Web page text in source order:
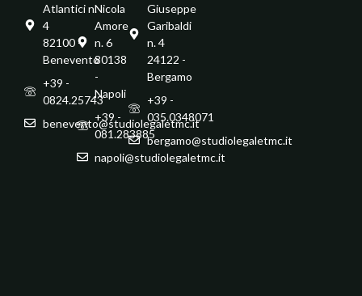
Atlantici n.
4
82100 -
Benevento
+39 -
0824.25743
benevento@studiolegaletmc.it
Nicola
Amore
n. 6
80138
-
Napoli
+39 -
081.283885
napoli@studiolegaletmc.it
Giuseppe
Garibaldi
n. 4
24122 -
Bergamo
+39 -
035.0348071
bergamo@studiolegaletmc.it